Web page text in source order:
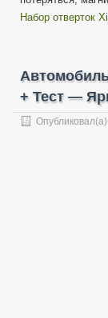
Набор отверток
+ Тест —
Опубликовал(а):